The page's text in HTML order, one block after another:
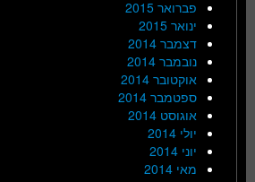
פברואר 2015
ינואר 2015
דצמבר 2014
נובמבר 2014
אוקטובר 2014
ספטמבר 2014
אוגוסט 2014
יולי 2014
יוני 2014
מאי 2014